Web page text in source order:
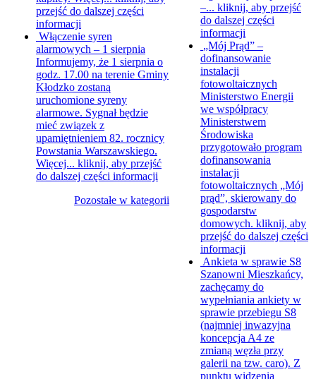
przejść do dalszej części
informacji
Włączenie syren
alarmowych – 1 sierpnia
Informujemy, że 1 sierpnia o
godz. 17.00 na terenie Gminy
Kłodzko zostaną
uruchomione syreny
alarmowe. Sygnał będzie
mieć związek z
upamiętnieniem 82. rocznicy
Powstania Warszawskiego.
Więcej... kliknij, aby przejść
do dalszej części informacji
Pozostałe w kategorii
–... kliknij, aby przejść
do dalszej części
informacji
„Mój Prąd” –
dofinansowanie
instalacji
fotowoltaicznych
Ministerstwo Energii
we współpracy
Ministerstwem
Środowiska
przygotowało program
dofinansowania
instalacji
fotowoltaicznych „Mój
prąd”, skierowany do
gospodarstw
domowych. kliknij, aby
przejść do dalszej części
informacji
Ankieta w sprawie S8
Szanowni Mieszkańcy,
zachęcamy do
wypełniania ankiety w
sprawie przebiegu S8
(najmniej inwazyjna
koncepcja A4 ze
zmianą węzła przy
galerii na tzw. caro). Z
punktu widzenia